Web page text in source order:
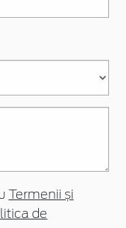
Termenii și
de